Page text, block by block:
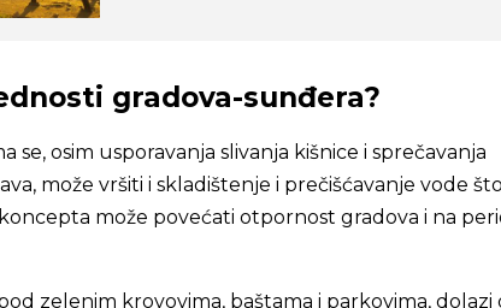
gradova-sunđera?
se, osim usporavanja slivanja kišnice i sprečavanja
može vršiti i skladištenje i prečišćavanje vode
može povećati otpornost gradova i na
zelenim krovovima, baštama i parkovima, dolazi